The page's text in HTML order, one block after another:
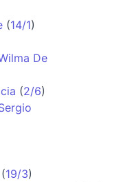
(14/1)
De
(2/6)
(19/3)